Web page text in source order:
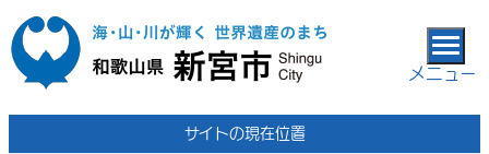
本文へ移動
メニュー
サイトの現在位置